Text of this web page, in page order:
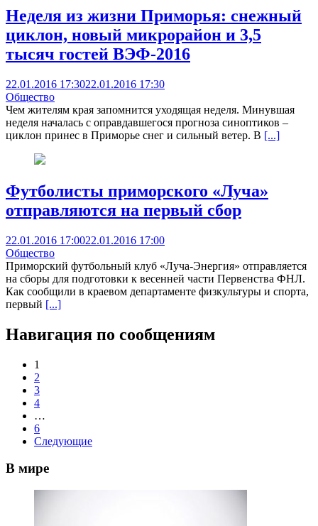
Неделя из жизни Приморья: снежный
циклон, новый микрорайон и 3,5
тысяч гостей ВЭФ-2016
22.01.2016 17:3022.01.2016 17:30
Общество
Чем жителям края запомнится уходящая неделя. Минувшая
неделя началась с оправдавшегося прогноза синоптиков –
циклон принес в Приморье снег и сильный ветер. В [...]
Футболисты приморского «Луча»
отправляются на первый сбор
22.01.2016 17:0022.01.2016 17:00
Общество
Приморский футбольный клуб «Луча-Энергия» отправляется
на сборы для подготовки к весенней части Первенства ФНЛ.
Как сообщили в краевом департаменте физкультуры и спорта,
первый [...]
Навигация по сообщениям
1
2
3
4
…
6
Следующие
В мире